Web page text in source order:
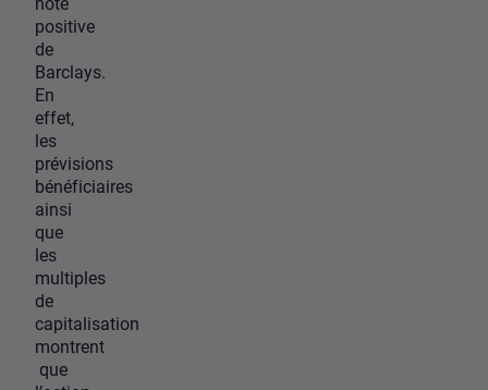
positive
de
Barclays.
En
effet,
les
prévisions
bénéficiaires
ainsi
que
les
multiples
de
capitalisation
montrent
que